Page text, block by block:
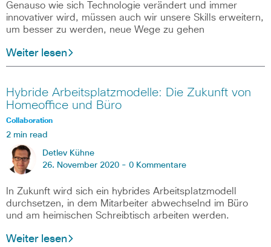
Genauso wie sich Technologie verändert und immer
innovativer wird, müssen auch wir unsere Skills erweitern,
um besser zu werden, neue Wege zu gehen
Weiter lesen
Hybride Arbeitsplatzmodelle: Die Zukunft von
Homeoffice und Büro
Collaboration
2 min read
Detlev Kühne
26. November 2020 - 0 Kommentare
In Zukunft wird sich ein hybrides Arbeitsplatzmodell
durchsetzen, in dem Mitarbeiter abwechselnd im Büro
und am heimischen Schreibtisch arbeiten werden.
Weiter lesen